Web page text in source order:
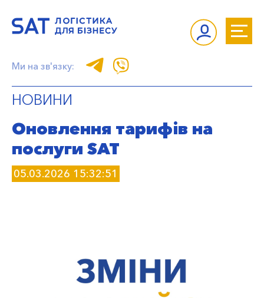
Ми на зв'язку:
НОВИНИ
Оновлення тарифів на
послуги SAT
05.03.2026 15:32:51